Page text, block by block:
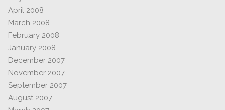
April 2008
March 2008
February 2008
January 2008
December 2007
November 2007
September 2007
August 2007